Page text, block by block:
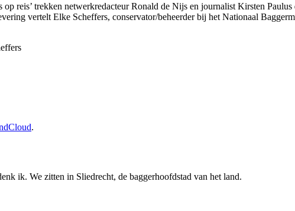
reis’ trekken netwerkredacteur Ronald de Nijs en journalist Kirsten
vertelt Elke Scheffers, conservator/beheerder bij het Nationaal
.
ik. We zitten in Sliedrecht, de baggerhoofdstad van het land.